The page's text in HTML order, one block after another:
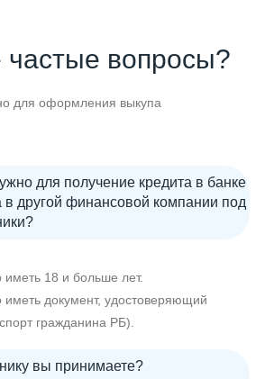
вопросы?
для оформления выкупа
для получение кредита в банке
в другой финансовой компании под
18 и больше лет.
документ, удостоверяющий
гражданина РБ).
вы принимаете?